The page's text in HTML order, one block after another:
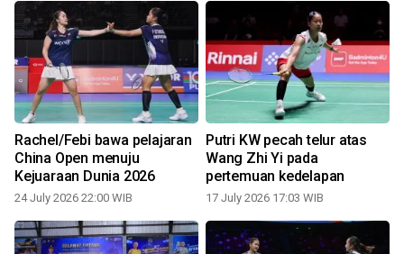
Rachel/Febi bawa pelajaran
China Open menuju
Kejuaraan Dunia 2026
24 July 2026 22:00 WIB
Putri KW pecah telur atas
Wang Zhi Yi pada
pertemuan kedelapan
17 July 2026 17:03 WIB